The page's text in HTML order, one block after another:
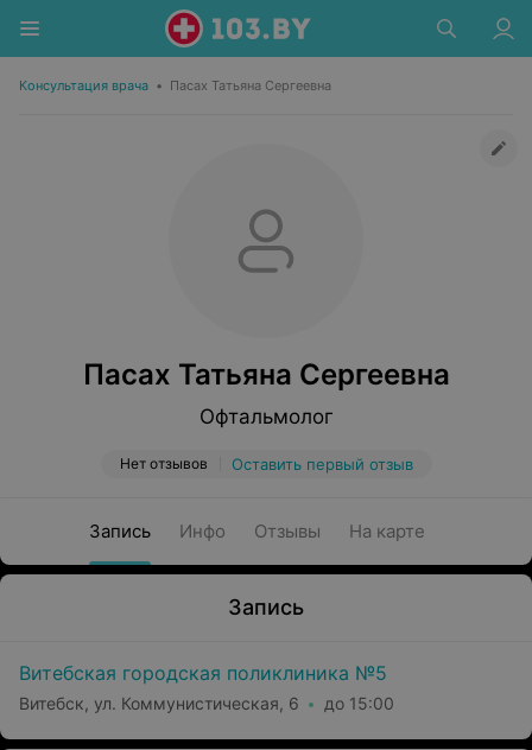
Консультация врача • Пасах Татьяна Сергеевна
Пасах Татьяна Сергеевна
Офтальмолог
Нет отзывов Оставить первый отзыв
Запись Инфо Отзывы На карте
Запись
Витебская городская поликлиника №5
Витебск, ул. Коммунистическая, 6 до 15:00